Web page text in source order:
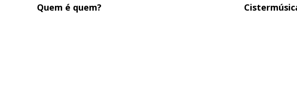
ASSINATURA
Quem é quem?